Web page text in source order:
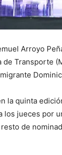
Arroyo
Transporte
la quinta
los jueces por
de